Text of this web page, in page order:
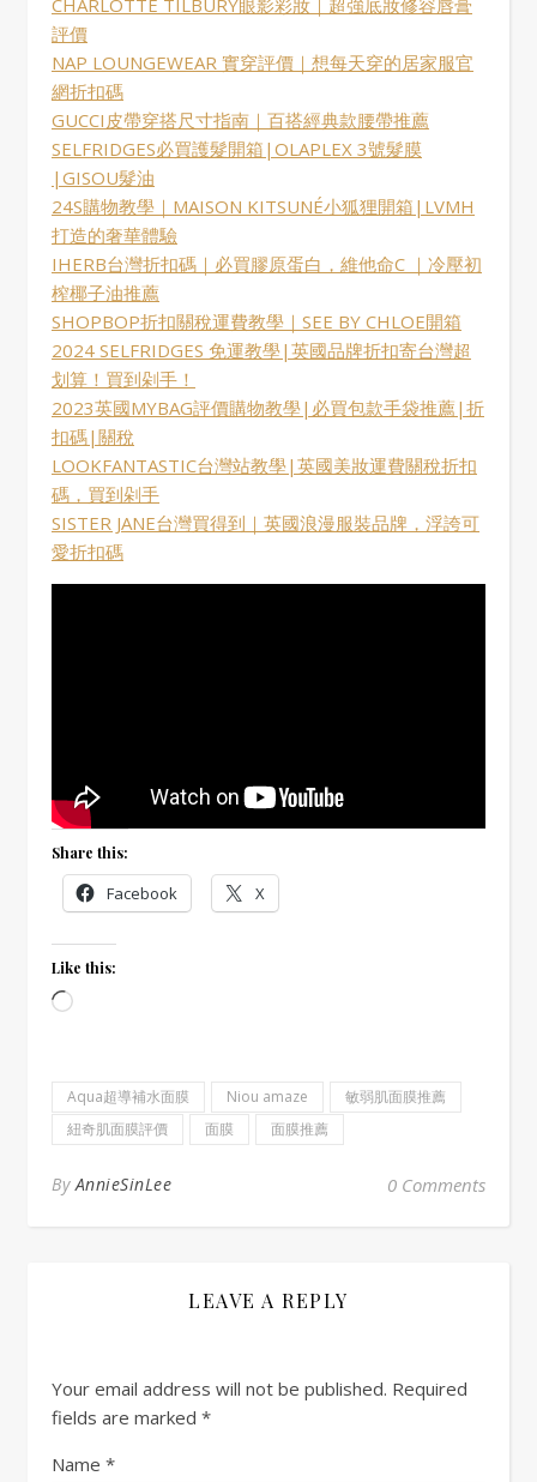
CHARLOTTE TILBURY眼影彩妝｜超強底妝修容唇膏
評價
NAP LOUNGEWEAR 實穿評價｜想每天穿的居家服官
網折扣碼
GUCCI皮帶穿搭尺寸指南｜百搭經典款腰帶推薦
SELFRIDGES必買護髮開箱|OLAPLEX 3號髮膜
|GISOU髮油
24S購物教學｜MAISON KITSUNÉ小狐狸開箱|LVMH
打造的奢華體驗
IHERB台灣折扣碼｜必買膠原蛋白，維他命C ｜冷壓初
榨椰子油推薦
SHOPBOP折扣關稅運費教學｜SEE BY CHLOE開箱
2024 SELFRIDGES 免運教學|英國品牌折扣寄台灣超
划算！買到剁手！
2023英國MYBAG評價購物教學|必買包款手袋推薦|折
扣碼|關稅
LOOKFANTASTIC台灣站教學|英國美妝運費關稅折扣
碼，買到剁手
SISTER JANE台灣買得到｜英國浪漫服裝品牌，浮誇可
愛折扣碼
Share this:
Facebook X
Like this:
Loading…
Aqua超導補水面膜 Niou amaze
敏弱肌面膜推薦
紐奇肌面膜評價
面膜 面膜推薦
By AnnieSinLee 0 Comments
LEAVE A REPLY
Your email address will not be published. Required
fields are marked *
Name *